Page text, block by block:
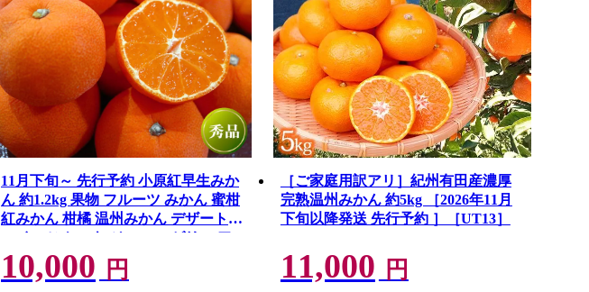
11月下旬～ 先行予約 小原紅早生みか
ん 約1.2kg 果物 フルーツ みかん 蜜柑
紅みかん 柑橘 温州みかん デザート
スイーツ ケーキ ジュース ゼリー ア
イス シャーベット ジェラート フルー
ツ大福 ギフト 家庭用 香川県 丸亀市
10,000 円
［ご家庭用訳アリ］紀州有田産濃厚
完熟温州みかん 約5kg ［2026年11月
下旬以降発送 先行予約 ］［UT13］
11,000 円